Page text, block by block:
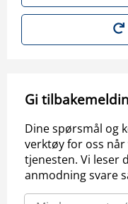
Gi
Dine spørsmål og
verktøy for oss når
tjenesten. Vi leser
anmodning svare